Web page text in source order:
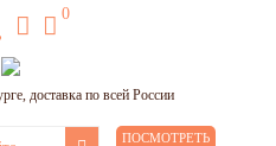
0
доставка по всей России
ПОСМОТРЕТЬ